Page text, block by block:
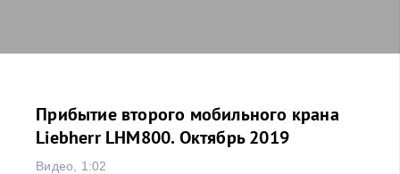
Прибытие второго мобильного крана
Liebherr LHM800. Октябрь 2019
Видео, 1:02